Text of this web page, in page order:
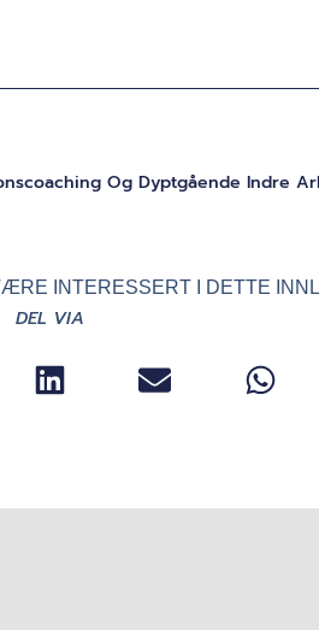
INTERESSERT I DETTE
DEL VIA